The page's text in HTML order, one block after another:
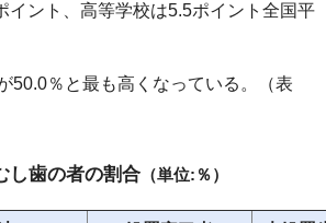
イント、高等学校は5.5ポイント全国平
50.0％と最も高くなっている。（表
し歯の者の割合 （単位:％）